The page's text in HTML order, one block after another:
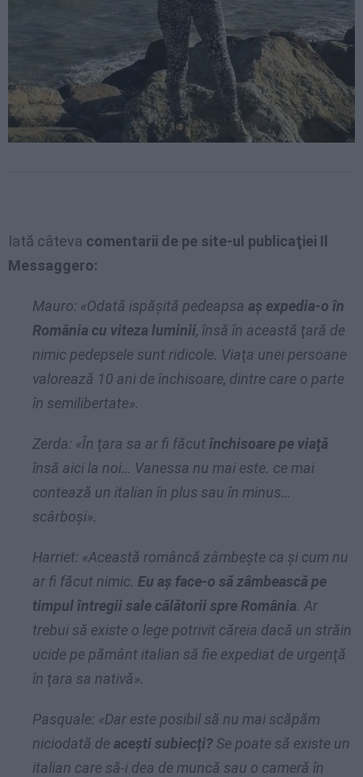
Iată câteva comentarii de pe site-ul publicaţiei Il
Messaggero:
Mauro: «Odată ispăşită pedeapsa aş expedia-o în
România cu viteza luminii, însă în această ţară de
nimic pedepsele sunt ridicole. Viaţa unei persoane
valorează 10 ani de închisoare, dintre care o parte
în semilibertate».
Zerda: «În ţara sa ar fi făcut închisoare pe viaţă
însă aici la noi… Vanessa nu mai este. ce mai
contează un italian în plus sau în minus…
scârboşi».
Harriet: «Această româncă zâmbeşte ca şi cum nu
ar fi făcut nimic. Eu aş face-o să zâmbească pe
timpul întregii sale călătorii spre România. Ar
trebui să existe o lege potrivit căreia dacă un străin
ucide pe pământ italian să fie expediat de urgenţă
în ţara sa nativă».
Pasquale: «Dar este posibil să nu mai scăpăm
niciodată de aceşti subiecţi? Se poate să existe un
italian care să-i dea de muncă sau o cameră în